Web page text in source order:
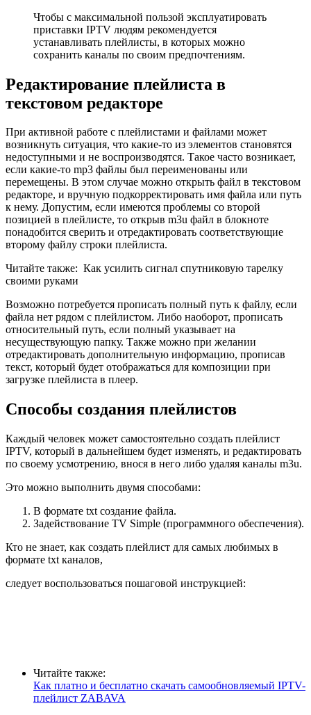
Чтобы с максимальной пользой эксплуатировать
приставки IPTV людям рекомендуется
устанавливать плейлисты, в которых можно
сохранить каналы по своим предпочтениям.
Редактирование плейлиста в
текстовом редакторе
При активной работе с плейлистами и файлами может
возникнуть ситуация, что какие-то из элементов становятся
недоступными и не воспроизводятся. Такое часто возникает,
если какие-то mp3 файлы был переименованы или
перемещены. В этом случае можно открыть файл в текстовом
редакторе, и вручную подкорректировать имя файла или путь
к нему. Допустим, если имеются проблемы со второй
позицией в плейлисте, то открыв m3u файл в блокноте
понадобится сверить и отредактировать соответствующие
второму файлу строки плейлиста.
Читайте также: Как усилить сигнал спутниковую тарелку
своими руками
Возможно потребуется прописать полный путь к файлу, если
файла нет рядом с плейлистом. Либо наоборот, прописать
относительный путь, если полный указывает на
несуществующую папку. Также можно при желании
отредактировать дополнительную информацию, прописав
текст, который будет отображаться для композиции при
загрузке плейлиста в плеер.
Способы создания плейлистов
Каждый человек может самостоятельно создать плейлист
IPTV, который в дальнейшем будет изменять, и редактировать
по своему усмотрению, внося в него либо удаляя каналы m3u.
Это можно выполнить двумя способами:
В формате txt создание файла.
Задействование TV Simple (программного обеспечения).
Кто не знает, как создать плейлист для самых любимых в
формате txt каналов,
следует воспользоваться пошаговой инструкцией:
Читайте также:
Как платно и бесплатно скачать самообновляемый IPTV-
плейлист ZABAVA